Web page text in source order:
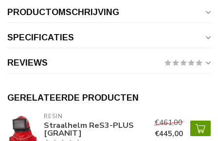
PRODUCTOMSCHRIJVING
SPECIFICATIES
REVIEWS
GERELATEERDE PRODUCTEN
RESIN
Straalhelm ReS3-PLUS
[GRANIT]
€461,00
€445,00